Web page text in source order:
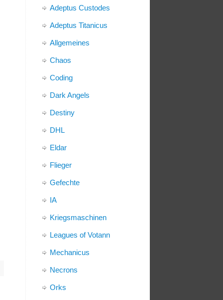
Adeptus Custodes
Adeptus Titanicus
Allgemeines
Chaos
Coding
Dark Angels
Destiny
DHL
Eldar
Flieger
Gefechte
IA
Kriegsmaschinen
Leagues of Votann
Mechanicus
Necrons
Orks